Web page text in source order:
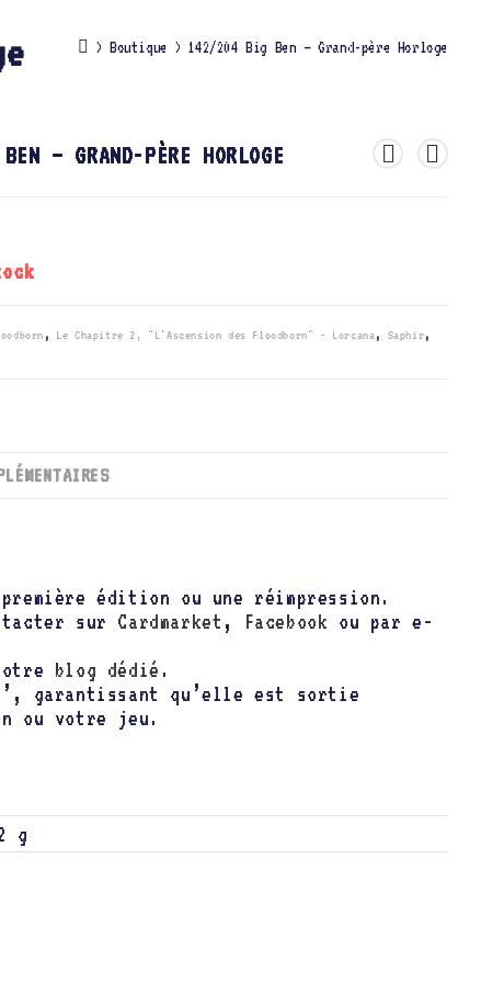
> Boutique > 142/204 Big Ben – Grand-père Horloge
– GRAND-PÈRE HORLOGE
, Le Chapitre 2, "L'Ascension des Floodborn" - Lorcana, Saphir,
édition ou une réimpression.
sur Cardmarket , Facebook ou par e-
blog dédié .
garantissant qu’elle est sortie
ou votre jeu.
g